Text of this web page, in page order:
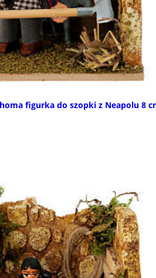
figurka do szopki z Neapolu 8